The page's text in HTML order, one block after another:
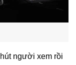
người xem rồi